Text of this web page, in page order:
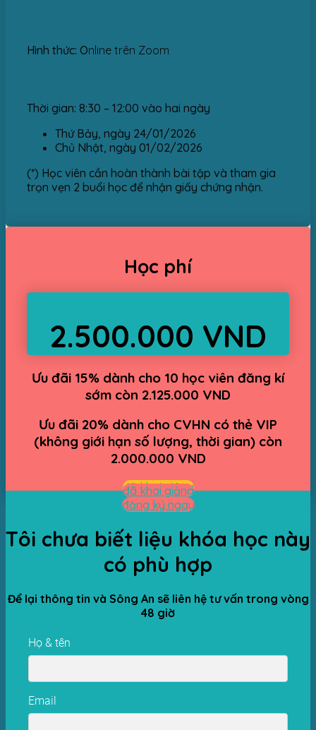
Hình thức: Online trên Zoom
Thời gian: 8:30 – 12:00 vào hai ngày
Thứ Bảy, ngày 24/01/2026
Chủ Nhật, ngày 01/02/2026
(*) Học viên cần hoàn thành bài tập và tham gia
trọn vẹn 2 buổi học để nhận giấy chứng nhận.
Học phí
2.500.000 VND
Ưu đãi 15% dành cho 10 học viên đăng kí
sớm còn 2.125.000 VND
Ưu đãi 20% dành cho CVHN có thẻ VIP
(không giới hạn số lượng, thời gian) còn
2.000.000 VND
đã khai giảng
đăng ký ngay
đã khai giảng
Tôi chưa biết liệu khóa học này
có phù hợp
Để lại thông tin và Sông An sẽ liên hệ tư vấn trong vòng
48 giờ